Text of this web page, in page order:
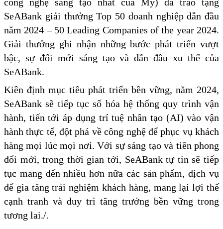
SeABank giải thưởng Top 50 doanh nghiệp dẫn đầu
năm 2024 – 50 Leading Companies of the year 2024.
Giải thưởng ghi nhận những bước phát triển vượt
bậc, sự đổi mới sáng tạo và dẫn đầu xu thế của
SeABank.
Kiên định mục tiêu phát triển bền vững, năm 2024,
SeABank sẽ tiếp tục số hóa hệ thống quy trình vận
hành, tiến tới áp dụng trí tuệ nhân tạo (AI) vào vận
hành thực tế, đột phá về công nghệ để phục vụ khách
hàng mọi lúc mọi nơi. Với sự sáng tạo và tiên phong
đổi mới, trong thời gian tới, SeABank tự tin sẽ tiếp
tục mang đến nhiều hơn nữa các sản phẩm, dịch vụ
để gia tăng trải nghiệm khách hàng, mang lại lợi thế
cạnh tranh và duy trì tăng trưởng bền vững trong
tương lai.​/.